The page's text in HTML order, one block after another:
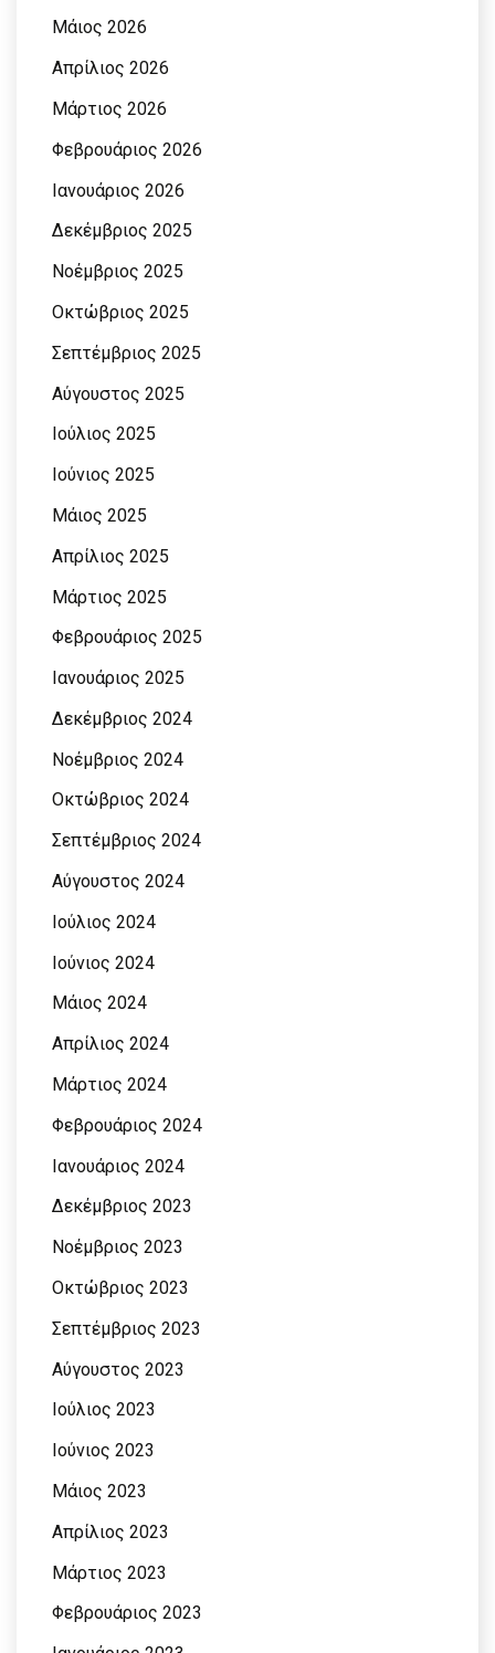
Μάιος 2026
Απρίλιος 2026
Μάρτιος 2026
Φεβρουάριος 2026
Ιανουάριος 2026
Δεκέμβριος 2025
Νοέμβριος 2025
Οκτώβριος 2025
Σεπτέμβριος 2025
Αύγουστος 2025
Ιούλιος 2025
Ιούνιος 2025
Μάιος 2025
Απρίλιος 2025
Μάρτιος 2025
Φεβρουάριος 2025
Ιανουάριος 2025
Δεκέμβριος 2024
Νοέμβριος 2024
Οκτώβριος 2024
Σεπτέμβριος 2024
Αύγουστος 2024
Ιούλιος 2024
Ιούνιος 2024
Μάιος 2024
Απρίλιος 2024
Μάρτιος 2024
Φεβρουάριος 2024
Ιανουάριος 2024
Δεκέμβριος 2023
Νοέμβριος 2023
Οκτώβριος 2023
Σεπτέμβριος 2023
Αύγουστος 2023
Ιούλιος 2023
Ιούνιος 2023
Μάιος 2023
Απρίλιος 2023
Μάρτιος 2023
Φεβρουάριος 2023